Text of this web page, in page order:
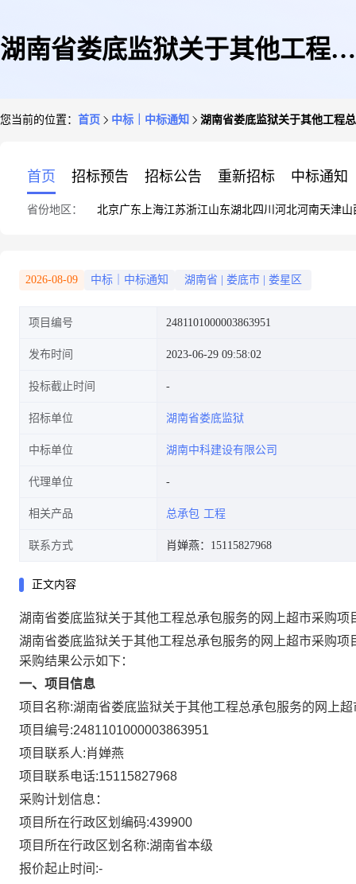
湖南省娄底监狱关于其他工程总
您当前的位置： 首页 中标｜中标通知 湖南省娄底监狱关于其他工程
首页 招标预告 招标公告 重新招标 中标通知
省份地区： 北京广东 上海江苏浙江山东湖北四川 河北河南天津山
2026-08-09 中标｜中标通知 湖南省 娄底市 娄星区
项目编号 2481101000003863951
发布时间 2023-06-29 09:58:02
投标截止时间
招标单位 湖南省娄底监狱
中标单位 湖南中科建设有限公司
代理单位
相关产品 总承包 工程
联系方式 肖婵燕：15115827968
正文内容
湖南省娄底监狱关于其他工程总承包服务的网上超市采购项
湖南省娄底监狱关于其他工程总承包服务的网上超市采购项
采购结果公示如下：
一、项目信息
项目名称:湖南省娄底监狱关于其他工程总承包服务的网上
项目编号:2481101000003863951
项目联系人:肖婵燕
项目联系电话:15115827968
采购计划信息：
项目所在行政区划编码:439900
项目所在行政区划名称:湖南省本级
报价起止时间:-